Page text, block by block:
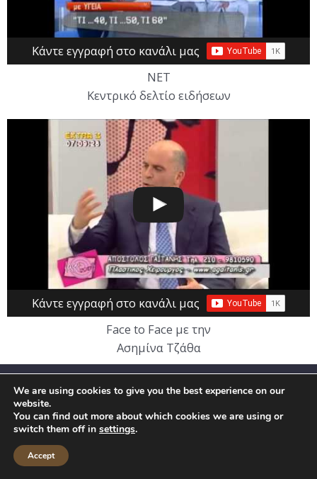
Κάντε εγγραφή στο κανάλι μας
ΝΕΤ
Κεντρικό δελτίο ειδήσεων
Κάντε εγγραφή στο κανάλι μας
Face to Face με την
Ασημίνα Τζάθα
SERVICES
CALL US
We are using cookies to give you the best experience on our
website.
You can find out more about which cookies we are using or
switch them off in settings.
Accept